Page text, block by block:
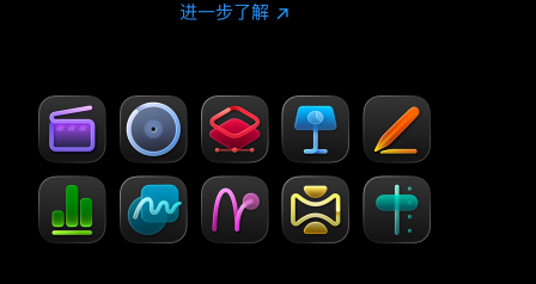
进一步了解 进
了
Creator Studio
(在
口
打
开)